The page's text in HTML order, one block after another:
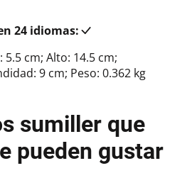
24 idiomas:
5.5 cm; Alto: 14.5 cm;
9 cm; Peso: 0.362 kg
sumiller que
pueden gustar